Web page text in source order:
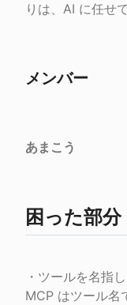
りは、AI に任せ
メンバー
あまこう
困った部
・ツールを名指
MCP はツール名